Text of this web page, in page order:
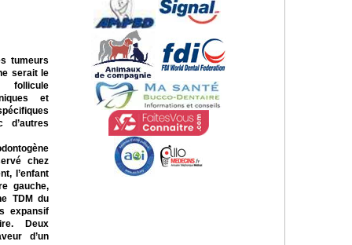
tumeurs
serait le
follicule
et
d’autres
chez
l’enfant
gauche,
TDM du
expansif
Deux
d’un